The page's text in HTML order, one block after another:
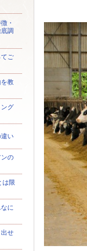
・
調
ご
教
グ
い
の
は限
に
せ